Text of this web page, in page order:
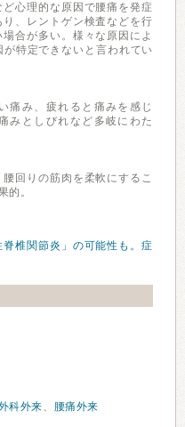
心理的な原因で腰痛を発症
、レントゲン検査などを行
合が多い。様々な原因によ
特定できないと言われてい
痛み、疲れると痛みを感じ
みとしびれなど多岐にわた
回りの筋肉を柔軟にするこ
的。
椎関節炎」の可能性も。症
科外来、 腰痛外来